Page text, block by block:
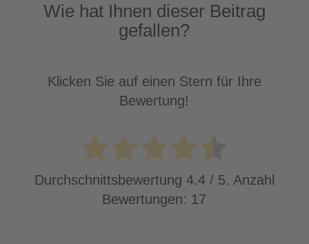
Wie hat Ihnen dieser Beitrag
gefallen?
Klicken Sie auf einen Stern für Ihre
Bewertung!
Durchschnittsbewertung 4.4/ 5. Anzahl
Bewertungen: 17